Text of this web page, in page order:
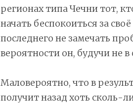
регионах типа Чечни тот,
начать беспокоиться за
последнего не замечать
вероятности он, будучи не в
Маловероятно, что в
получит назад хоть сколь-